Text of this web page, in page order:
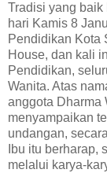
Tradisi yang baik
hari Kamis 8
Pendidikan Kota
House, dan kali
Pendidikan,
Wanita. Atas
anggota Dharma
menyampaikan
undangan,
Ibu itu berharap,
melalui karya-